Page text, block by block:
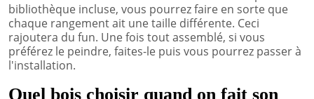
bibliothèque incluse, vous pourrez faire en sorte que
chaque rangement ait une taille différente. Ceci
rajoutera du fun. Une fois tout assemblé, si vous
préférez le peindre, faites-le puis vous pourrez passer à
l'installation.
Quel bois choisir quand on fait son